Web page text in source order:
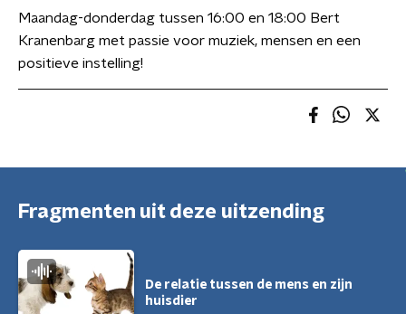
Maandag-donderdag tussen 16:00 en 18:00 Bert
Kranenbarg met passie voor muziek, mensen en een
positieve instelling!
Fragmenten uit deze uitzending
De relatie tussen de mens en zijn
huisdier